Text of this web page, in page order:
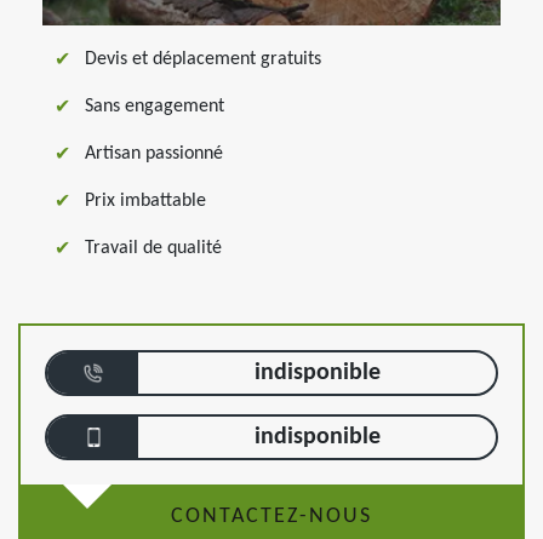
Devis et déplacement gratuits
Sans engagement
Artisan passionné
Prix imbattable
Travail de qualité
indisponible
indisponible
CONTACTEZ-NOUS